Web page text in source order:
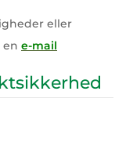
eller
en e-mail